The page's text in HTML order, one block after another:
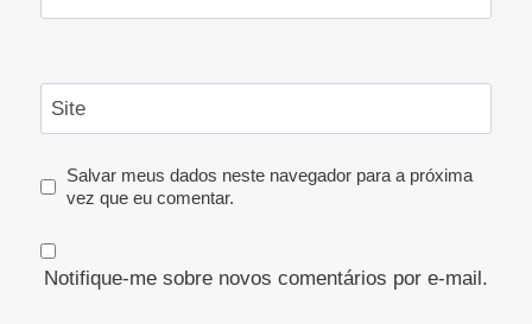
Site
Salvar meus dados neste navegador para a próxima
vez que eu comentar.
Notifique-me sobre novos comentários por e-mail.